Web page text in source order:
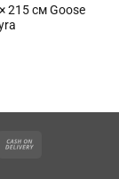
215 см Goose